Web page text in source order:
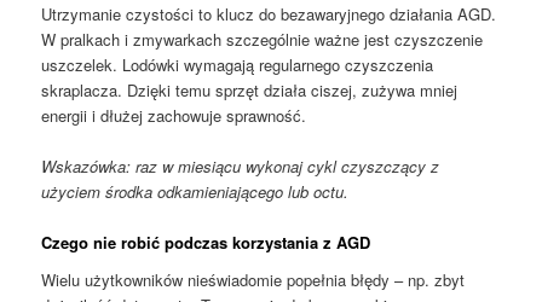
Utrzymanie czystości to klucz do bezawaryjnego działania AGD.
W pralkach i zmywarkach szczególnie ważne jest czyszczenie
uszczelek. Lodówki wymagają regularnego czyszczenia
skraplacza. Dzięki temu sprzęt działa ciszej, zużywa mniej
energii i dłużej zachowuje sprawność.
Wskazówka: raz w miesiącu wykonaj cykl czyszczący z
użyciem środka odkamieniającego lub octu.
Czego nie robić podczas korzystania z AGD
Wielu użytkowników nieświadomie popełnia błędy – np. zbyt